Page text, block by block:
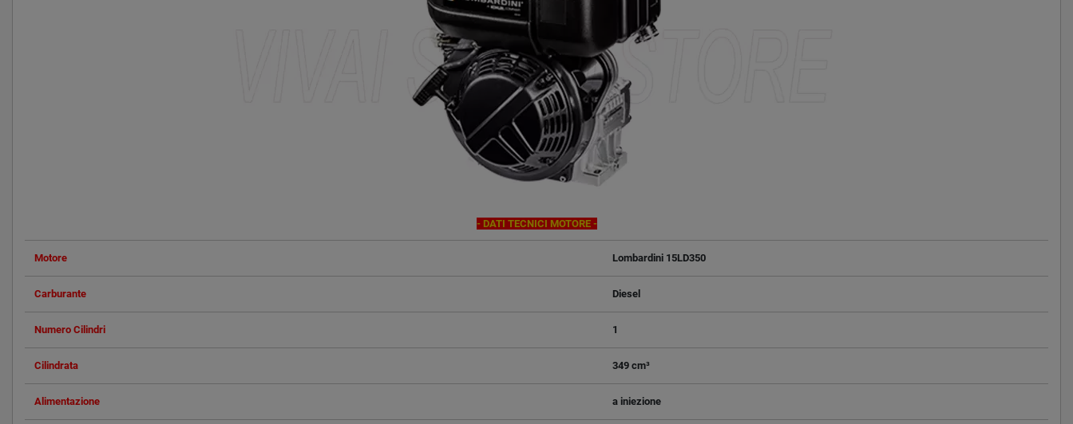
- DATI TECNICI MOTORE -
Motore Lombardini 15LD350
Carburante Diesel
Numero Cilindri 1
Cilindrata 349 cm³
Alimentazione a iniezione